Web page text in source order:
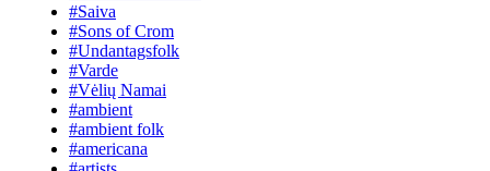
#Saiva
#Sons of Crom
#Undantagsfolk
#Varde
#Vėlių Namai
#ambient
#ambient folk
#americana